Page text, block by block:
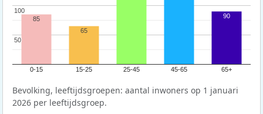
0-15 15-25 25-45 45-65 65+
50
50
100
100
85
65
90
Bevolking, leeftijdsgroepen: aantal inwoners op 1 januari
2026 per leeftijdsgroep.